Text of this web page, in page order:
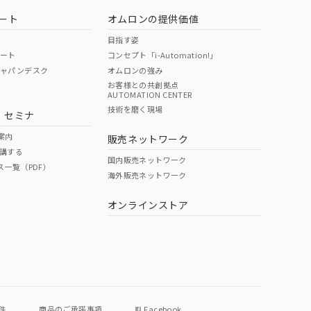
O O
ページへ
ください
ト
ト
パンデスク
セミナ
内
する
覧（PDF）
オムロンの提供価値
目指す姿
コンセプト「i-Automation!」
オムロンの強み
お客様との共創拠点
AUTOMATION CENTER
技術を磨く現場
販売ネットワーク
国内販売ネットワーク
海外販売ネットワーク
オンラインストア